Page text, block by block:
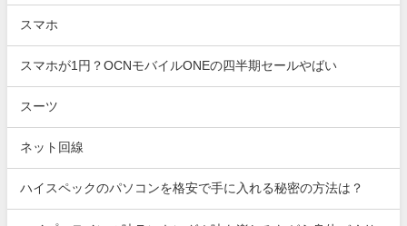
スマホ
スマホが1円？OCNモバイルONEの四半期セールやばい
スーツ
ネット回線
ハイスペックのパソコンを格安で手に入れる秘密の方法は？